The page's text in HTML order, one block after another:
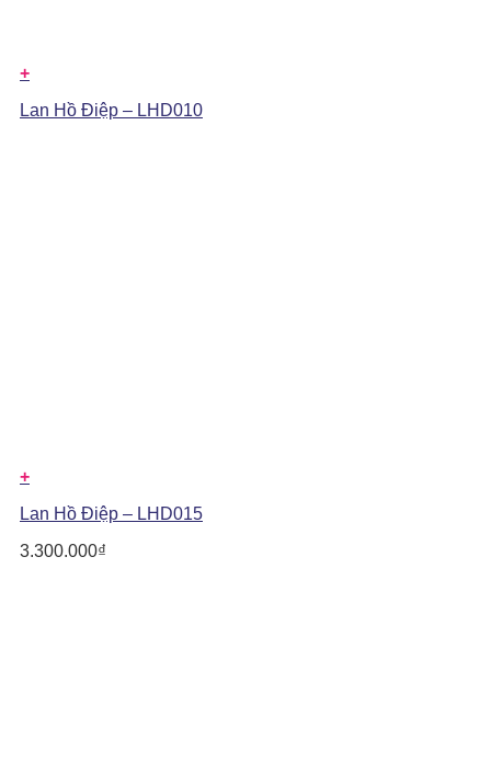
+
Lan Hồ Điệp – LHD010
+
Lan Hồ Điệp – LHD015
3.300.000₫